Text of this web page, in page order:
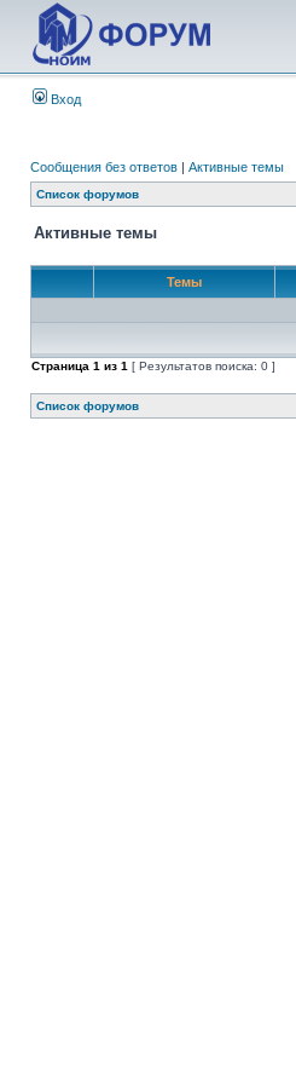
Вход
Сообщения без ответов | Активные темы
Список форумов
Активные темы
Темы
Страница 1 из 1 [ Результатов поиска: 0 ]
Список форумов